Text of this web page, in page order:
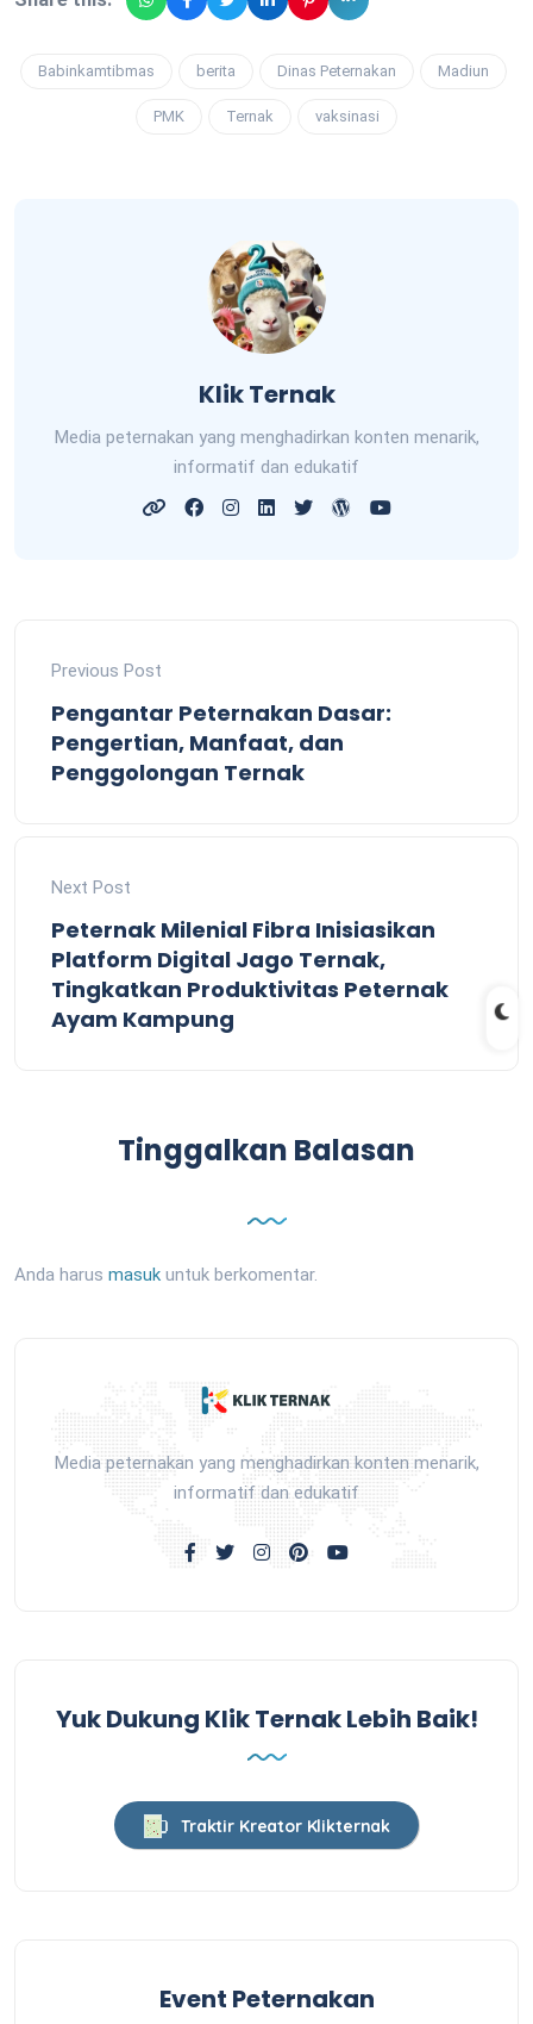
Babinkamtibmas berita Dinas Peternakan Madiun
PMK Ternak vaksinasi
Klik Ternak
Media peternakan yang menghadirkan konten menarik,
informatif dan edukatif
Previous Post
Pengantar Peternakan Dasar:
Pengertian, Manfaat, dan
Penggolongan Ternak
Next Post
Peternak Milenial Fibra Inisiasikan
Platform Digital Jago Ternak,
Tingkatkan Produktivitas Peternak
Ayam Kampung
Tinggalkan Balasan
Anda harus masuk untuk berkomentar.
Media peternakan yang menghadirkan konten menarik,
informatif dan edukatif
Yuk Dukung Klik Ternak Lebih Baik!
Traktir Kreator Klikternak
Event Peternakan